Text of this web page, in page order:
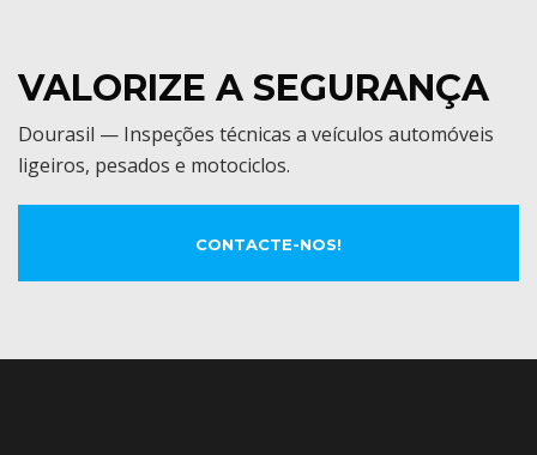
VALORIZE A SEGURANÇA
Dourasil — Inspeções técnicas a veículos automóveis
ligeiros, pesados e motociclos.
CONTACTE-NOS!